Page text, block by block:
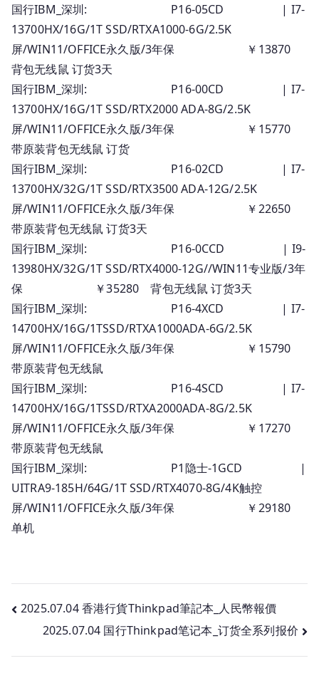
国行IBM_深圳: P16-05CD | I7-
13700HX/16G/1T SSD/RTXA1000-6G/2.5K
屏/WIN11/OFFICE永久版/3年保 ￥13870
背包无线鼠 订货3天
国行IBM_深圳: P16-00CD | I7-
13700HX/16G/1T SSD/RTX2000 ADA-8G/2.5K
屏/WIN11/OFFICE永久版/3年保 ￥15770
带原装背包无线鼠 订货
国行IBM_深圳: P16-02CD | I7-
13700HX/32G/1T SSD/RTX3500 ADA-12G/2.5K
屏/WIN11/OFFICE永久版/3年保 ￥22650
带原装背包无线鼠 订货3天
国行IBM_深圳: P16-0CCD | I9-
13980HX/32G/1T SSD/RTX4000-12G//WIN11专业版/3年
保 ￥35280 背包无线鼠 订货3天
国行IBM_深圳: P16-4XCD | I7-
14700HX/16G/1TSSD/RTXA1000ADA-6G/2.5K
屏/WIN11/OFFICE永久版/3年保 ￥15790
带原装背包无线鼠
国行IBM_深圳: P16-4SCD | I7-
14700HX/16G/1TSSD/RTXA2000ADA-8G/2.5K
屏/WIN11/OFFICE永久版/3年保 ￥17270
带原装背包无线鼠
国行IBM_深圳: P1隐士-1GCD |
UITRA9-185H/64G/1T SSD/RTX4070-8G/4K触控
屏/WIN11/OFFICE永久版/3年保 ￥29180
单机
文
2025.07.04 香港行貨Thinkpad筆記本_人民幣報價
2025.07.04 国行Thinkpad笔记本_订货全系列报价